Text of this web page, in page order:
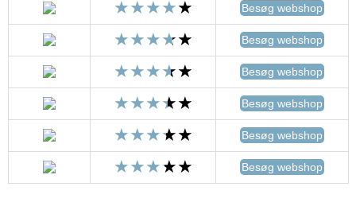
Besøg webshop
Besøg webshop
Besøg webshop
Besøg webshop
Besøg webshop
Besøg webshop